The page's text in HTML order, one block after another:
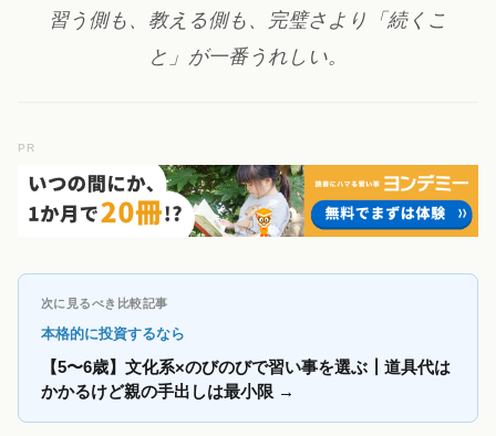
習う側も、教える側も、完璧さより「続くこ
と」が一番うれしい。
PR
次に見るべき比較記事
本格的に投資するなら
【5〜6歳】文化系×のびのびで習い事を選ぶ┃道具代は
かかるけど親の手出しは最小限 →